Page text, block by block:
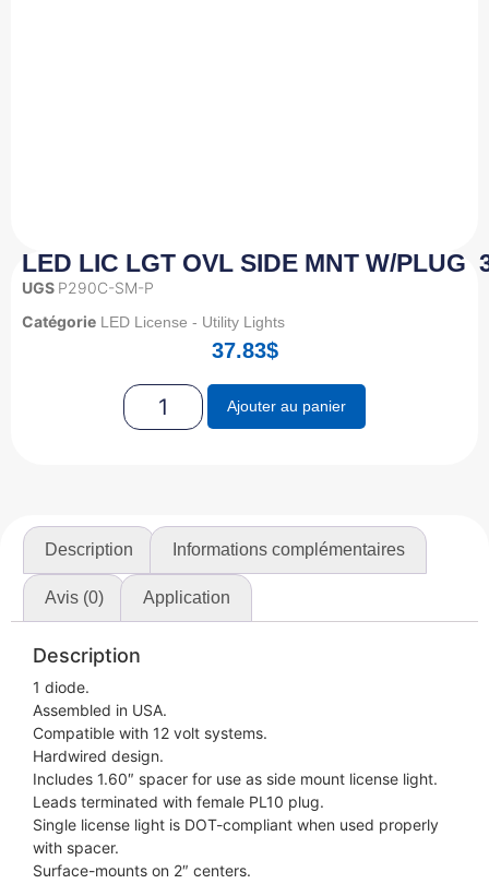
LED LIC LGT OVL SIDE MNT W/PLUG
UGS P290C-SM-P
Catégorie LED License - Utility Lights
37.83$
Ajouter au panier
Description Informations complémentaires
Avis (0) Application
Description
1 diode.
Assembled in USA.
Compatible with 12 volt systems.
Hardwired design.
Includes 1.60″ spacer for use as side mount license light.
Leads terminated with female PL10 plug.
Single license light is DOT-compliant when used properly
with spacer.
Surface-mounts on 2″ centers.